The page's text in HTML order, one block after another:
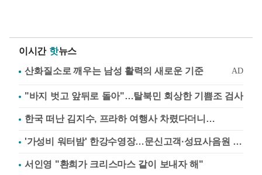
이시간 핫뉴스
"바지 벗고 앞뒤로 돌아"…탈북민 회상한 기쁨조 검사
한국 떠난 김지수, 프라하 여행사 차렸다더니…
'가성비 워터밤' 한강수영장…문신고객·성묘사음원 민원
서인영 "환희가 크리스마스 같이 보내자 해"